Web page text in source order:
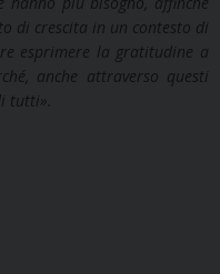
di crescita in un contesto di
esprimere la gratitudine a
anche attraverso questi
tutti»